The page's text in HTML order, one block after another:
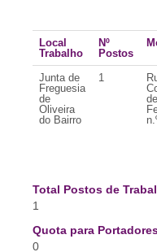
Local
Trabalho
Nº
Postos
Junta de
Freguesia
de
Oliveira
do Bairro
1
de
Total Postos de
1
Quota para
0